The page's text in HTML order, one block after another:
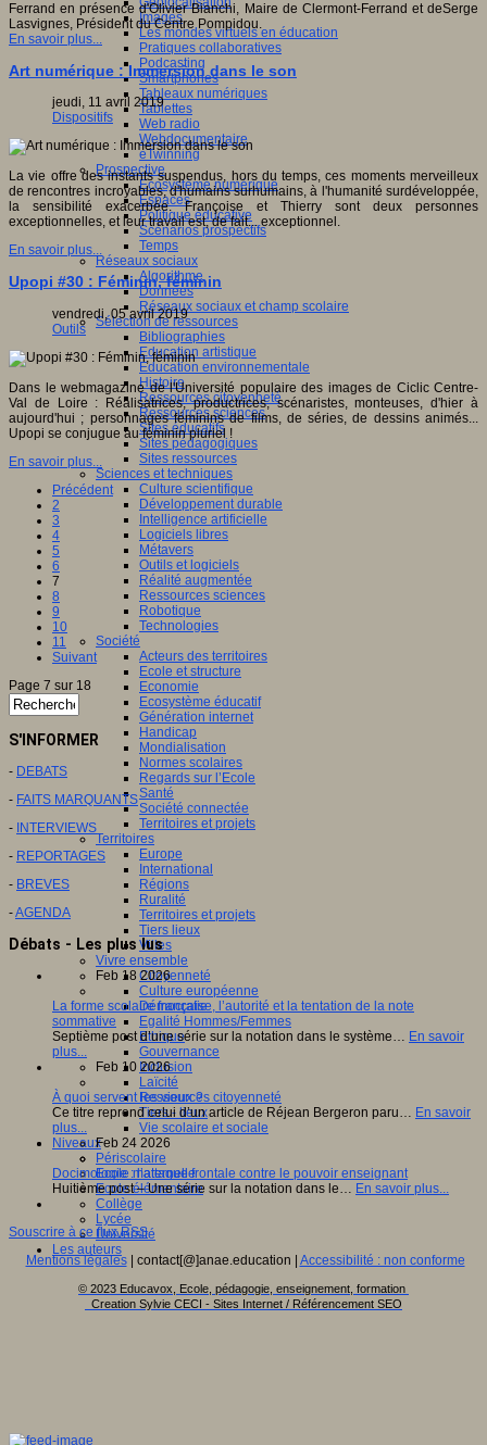
Images
Les mondes virtuels en éducation
Pratiques collaboratives
Podcasting
Smartphones
Tableaux numériques
Tablettes
Web radio
Webdocumentaire
eTwinning
Prospective
Ecosystème numérique
Espaces
Politique éducative
Scénarios prospectifs
Temps
Réseaux sociaux
Algorithme
Données
Réseaux sociaux et champ scolaire
Sélection de ressources
Bibliographies
Education artistique
Education environnementale
Histoire
Ressources citoyenneté
Ressources sciences
Sites éducatifs
Sites pédagogiques
Sites ressources
Sciences et techniques
Culture scientifique
Développement durable
Intelligence artificielle
Logiciels libres
Métavers
Outils et logiciels
Réalité augmentée
Ressources sciences
Robotique
Technologies
Société
Acteurs des territoires
Ecole et structure
Economie
Ecosystème éducatif
Génération internet
Handicap
Mondialisation
Normes scolaires
Regards sur l’Ecole
Santé
Société connectée
Territoires et projets
Territoires
Europe
International
Régions
Ruralité
Territoires et projets
Tiers lieux
Villes
Vivre ensemble
Citoyenneté
Culture européenne
Démocratie
Egalité Hommes/Femmes
Ethique
Gouvernance
Inclusion
Laïcité
Ressources citoyenneté
Tiers - lieux
Vie scolaire et sociale
Niveaux
Périscolaire
Ecole maternelle
Ecole élémentaire
Collège
Lycée
Université
Les auteurs
Ferrand en présence d'Olivier Bianchi, Maire de Clermont-Ferrand et deSerge
Lasvignes, Président du Centre Pompidou.
En savoir plus...
Art numérique : Immersion dans le son
jeudi, 11 avril 2019
Dispositifs
La vie offre des instants suspendus, hors du temps, ces moments merveilleux
de rencontres incroyables, d'humains surhumains, à l'humanité surdéveloppée,
la sensibilité exacerbée. Françoise et Thierry sont deux personnes
exceptionnelles, et leur travail est, de fait... exceptionnel.
En savoir plus...
Upopi #30 : Féminin, féminin
vendredi, 05 avril 2019
Outils
Dans le webmagazine de l'Université populaire des images de Ciclic Centre-
Val de Loire : Réalisatrices, productrices, scénaristes, monteuses, d'hier à
aujourd'hui ; personnages féminins de films, de séries, de dessins animés...
Upopi se conjugue au féminin pluriel !
En savoir plus...
Précédent
2
3
4
5
6
7
8
9
10
11
Suivant
Page 7 sur 18
S'INFORMER
- DEBATS
- FAITS MARQUANTS
- INTERVIEWS
- REPORTAGES
- BREVES
-AGENDA
Débats - Les plus lus
Feb 18 2026
La forme scolaire française, l’autorité et la tentation de la note
sommative
Septième post d’une série sur la notation dans le système… En savoir
plus...
Feb 10 2026
À quoi servent les vieux ?
Ce titre reprend celui d’un article de Réjean Bergeron paru… En savoir
plus...
Feb 24 2026
Docimologie : l’attaque frontale contre le pouvoir enseignant
Huitième post – Une série sur la notation dans le… En savoir plus...
Souscrire à ce flux RSS
Mentions légales| contact[@]anae.education | Accessibilité : non conforme
© 2023 Educavox, Ecole, pédagogie, enseignement, formation
Creation Sylvie CECI - Sites Internet / Référencement SEO